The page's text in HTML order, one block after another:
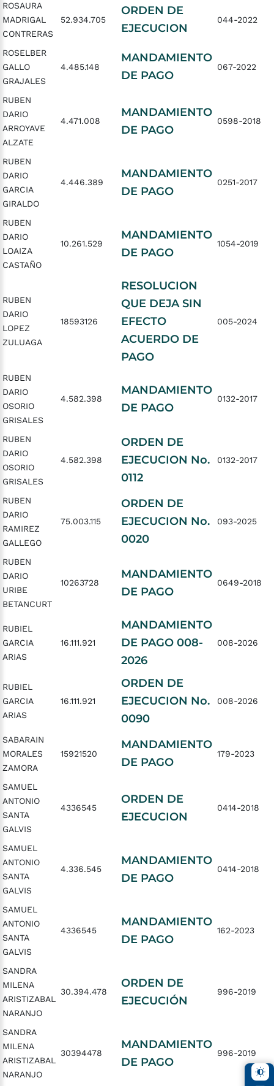
ROSAURA
MADRIGAL
CONTRERAS
52.934.705
ORDEN DE
EJECUCION
044-2022
ROSELBER
GALLO
GRAJALES
4.485.148
MANDAMIENTO
DE PAGO
067-2022
RUBEN
DARIO
ARROYAVE
ALZATE
4.471.008
MANDAMIENTO
DE PAGO
0598-2018
RUBEN
DARIO
GARCIA
GIRALDO
4.446.389
MANDAMIENTO
DE PAGO
0251-2017
RUBEN
DARIO
LOAIZA
CASTAÑO
10.261.529
MANDAMIENTO
DE PAGO
1054-2019
RUBEN
DARIO
LOPEZ
ZULUAGA
18593126
RESOLUCION
QUE DEJA SIN
EFECTO
ACUERDO DE
PAGO
005-2024
RUBEN
DARIO
OSORIO
GRISALES
4.582.398
MANDAMIENTO
DE PAGO
0132-2017
RUBEN
DARIO
OSORIO
GRISALES
4.582.398
ORDEN DE
EJECUCION No.
0112
0132-2017
RUBEN
DARIO
RAMIREZ
GALLEGO
75.003.115
ORDEN DE
EJECUCION No.
0020
093-2025
RUBEN
DARIO
URIBE
BETANCURT
10263728
MANDAMIENTO
DE PAGO
0649-2018
RUBIEL
GARCIA
ARIAS
16.111.921
MANDAMIENTO
DE PAGO 008-
2026
008-2026
RUBIEL
GARCIA
ARIAS
16.111.921
ORDEN DE
EJECUCION No.
0090
008-2026
SABARAIN
MORALES
ZAMORA
15921520
MANDAMIENTO
DE PAGO
179-2023
SAMUEL
ANTONIO
SANTA
GALVIS
4336545
ORDEN DE
EJECUCION
0414-2018
SAMUEL
ANTONIO
SANTA
GALVIS
4.336.545
MANDAMIENTO
DE PAGO
0414-2018
SAMUEL
ANTONIO
SANTA
GALVIS
4336545
MANDAMIENTO
DE PAGO
162-2023
SANDRA
MILENA
ARISTIZABAL
NARANJO
30.394.478
ORDEN DE
EJECUCIÓN
996-2019
SANDRA
MILENA
ARISTIZABAL
NARANJO
30394478
MANDAMIENTO
DE PAGO
996-2019